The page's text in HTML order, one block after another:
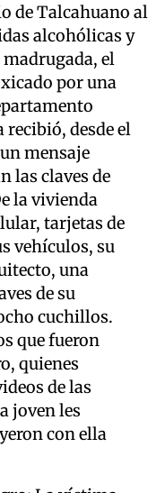
de Talcahuano al
alcohólicas y
el
por una
desde el
mensaje
las claves de
la vivienda
tarjetas de
vehículos, su
una
de su
cuchillos.
que fueron
quienes
de las
joven les
con ella